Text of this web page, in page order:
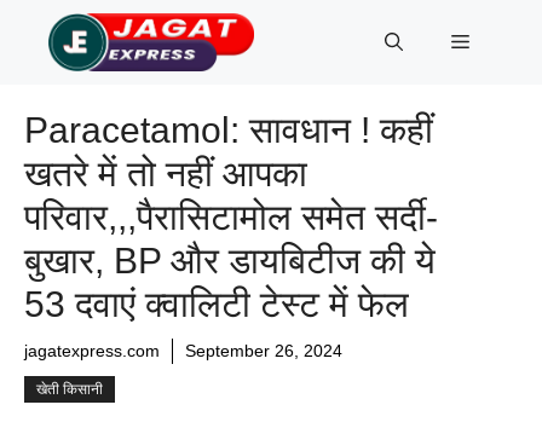
content
Menu
Paracetamol: सावधान ! कहीं
खतरे में तो नहीं आपका
परिवार,,,पैरासिटामोल समेत सर्दी-
बुखार, BP और डायबिटीज की ये
53 दवाएं क्वालिटी टेस्ट में फेल
jagatexpress.com September 26, 2024
खेती किसानी